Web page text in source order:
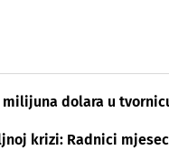
milijuna dolara u
krizi: Radnici